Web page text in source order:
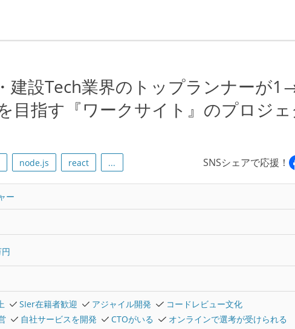
建設Tech業界のトップランナーが
目指す『ワークサイト』のプロジェ
node.js react ... SNSシェアで応援！
ー
SIer在籍者歓迎 アジャイル開発
コードレビュー文化
自社サービスを開発 CTOがいる オンラインで選考が受けられる